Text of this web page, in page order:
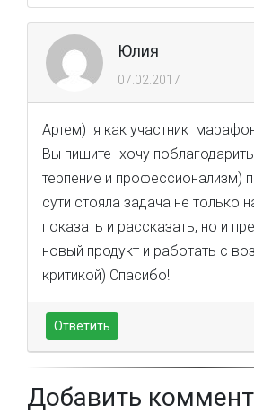
Юлия
07.02.2017
Артем) я как участник
Вы пишите- хочу
терпение и профессионализм)
сути стояла задача не только
показать и рассказать, но и
новый продукт и работать с
критикой) Спасибо!
Ответить
Добавить